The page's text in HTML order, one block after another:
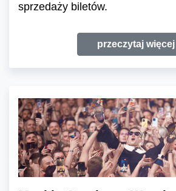
sprzedaży biletów.
przeczytaj więcej